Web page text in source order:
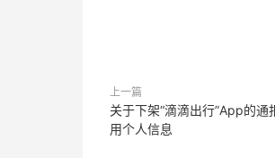
上一篇
关于下架“滴滴出行”App的
用个人信息